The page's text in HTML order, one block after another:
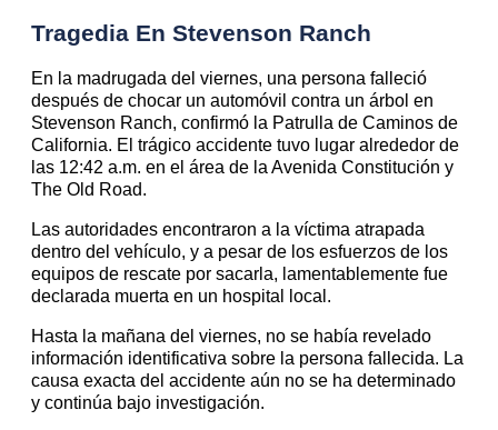
Tragedia En Stevenson Ranch
En la madrugada del viernes, una persona falleció
después de chocar un automóvil contra un árbol en
Stevenson Ranch, confirmó la Patrulla de Caminos de
California. El trágico accidente tuvo lugar alrededor de
las 12:42 a.m. en el área de la Avenida Constitución y
The Old Road.
Las autoridades encontraron a la víctima atrapada
dentro del vehículo, y a pesar de los esfuerzos de los
equipos de rescate por sacarla, lamentablemente fue
declarada muerta en un hospital local.
Hasta la mañana del viernes, no se había revelado
información identificativa sobre la persona fallecida. La
causa exacta del accidente aún no se ha determinado
y continúa bajo investigación.